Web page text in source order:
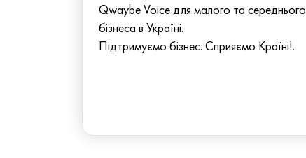
Qwaybe Voice для малого та середнього
бізнеса в Україні.
Підтримуємо бізнес. Сприяємо Країні!.